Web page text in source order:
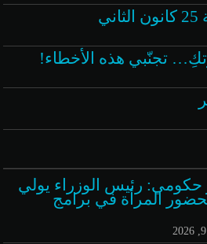
تجنّبي هذه الأخطاء!
رئيس الوزراء يولي
بحضور المرأة في برامج